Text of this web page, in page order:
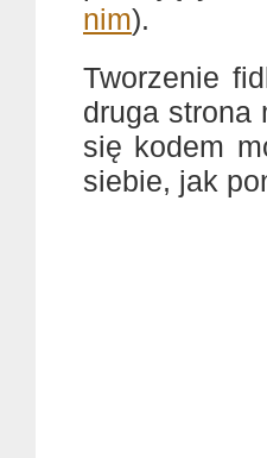
nim).
Tworzenie
druga strona
się kodem
siebie, jak